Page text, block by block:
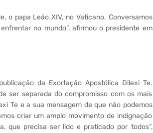
o papa Leão XIV, no Vaticano. Conversamos
no mundo”, afirmou o presidente em
da Exortação Apostólica Dilexi Te.
ser separada do compromisso com os mais
Te e a sua mensagem de que não podemos
criar um amplo movimento de indignação
que precisa ser lido e praticado por todos”,